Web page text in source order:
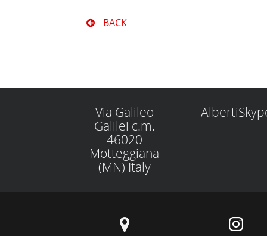
BACK
Via Galileo
Galilei c.m.
46020
Motteggiana
(MN) Italy